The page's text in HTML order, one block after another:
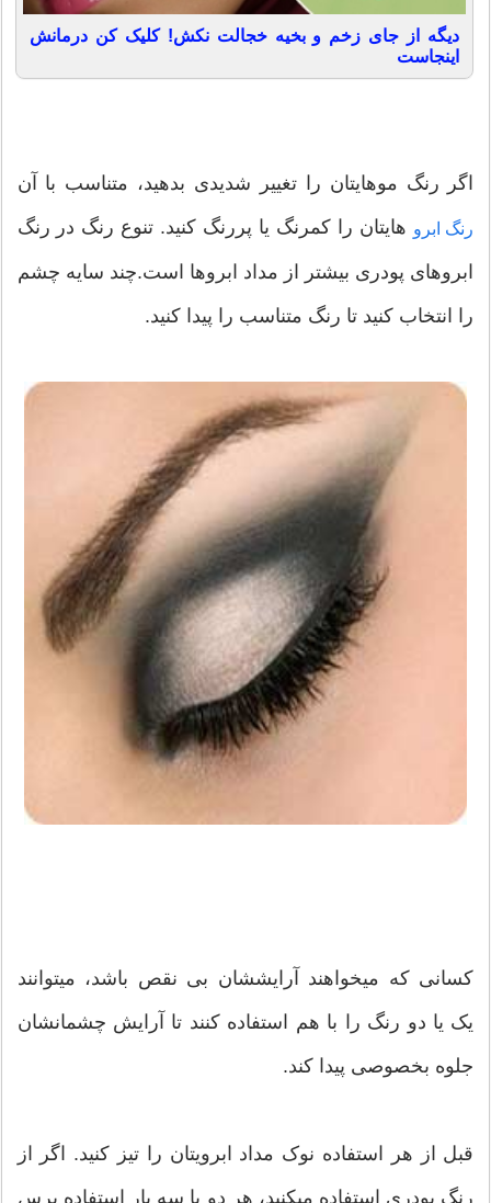
دیگه از جای زخم و بخیه خجالت نکش! کلیک کن درمانش
اینجاست
اگر رنگ موهایتان را تغییر شدیدی بدهید، متناسب با آن
رنگ ابرو هایتان را کمرنگ یا پررنگ کنید. تنوع رنگ در رنگ
ابروهای پودری بیشتر از مداد ابروها است.چند سایه چشم
را انتخاب کنید تا رنگ متناسب را پیدا کنید.
کسانی که میخواهند آرایششان بی نقص باشد، میتوانند
یک یا دو رنگ را با هم استفاده کنند تا آرایش چشمانشان
جلوه بخصوصی پیدا کند.
قبل از هر استفاده نوک مداد ابرویتان را تیز کنید. اگر از
رنگ پودری استفاده میکنید، هر دو یا سه بار استفاده برس